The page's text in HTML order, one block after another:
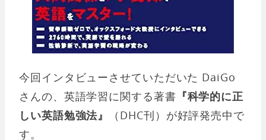
今回インタビューさせていただいた DaiGo
さんの、英語学習に関する著書 『科学的に正
しい英語勉強法』
（DHC刊）が好評発売中で
す。